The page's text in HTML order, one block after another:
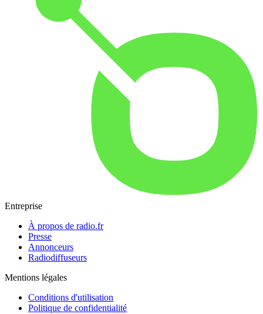
Entreprise
À propos de radio.fr
Presse
Annonceurs
Radiodiffuseurs
Mentions légales
Conditions d'utilisation
Politique de confidentialité